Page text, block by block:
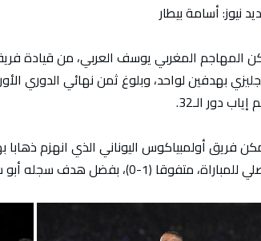
نيوز: أسامة بيطار
المهاجم المغربي يوسف العربي، من قيادة
بهدفين لواحد، وبلوغ ثمن نهائي الدوري
إياب دور الـ32.
فريق أولمبياكوس اليوناني الذي انهزم
متفوقا (1-0)، بفضل هدف سجله أبو سيسي في الدقيقة 53.